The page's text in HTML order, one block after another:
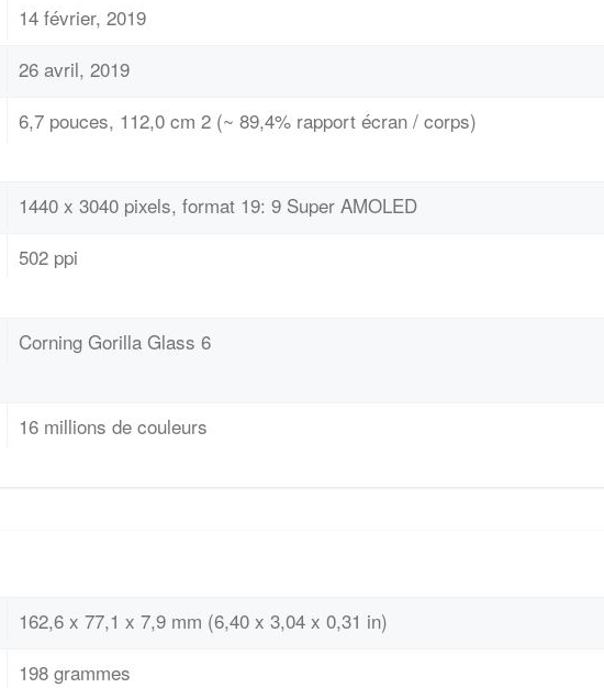
14 février, 2019
26 avril, 2019
6,7 pouces, 112,0 cm 2 (~ 89,4% rapport écran / corps)
1440 x 3040 pixels, format 19: 9 Super AMOLED
502 ppi
Corning Gorilla Glass 6
16 millions de couleurs
162,6 x 77,1 x 7,9 mm (6,40 x 3,04 x 0,31 in)
198 grammes